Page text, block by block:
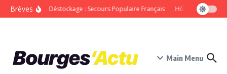
Aller au contenu
BrèvesGrand Déstockage : Secours Populaire Français Hôtel du Libre-
Main Menu